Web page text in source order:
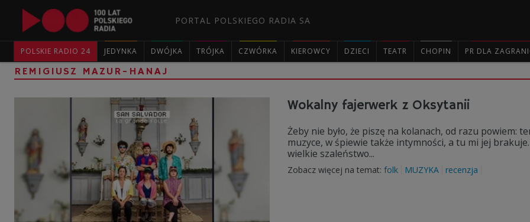
PORTAL POLSKIEGO RADIA SA
POLSKIE RADIO 24 JEDYNKA DWÓJKA TRÓJKA CZWÓRKA KIEROWCY DZIECI TEATR CHOPIN PR DLA
REMIGIUSZ MAZUR-HANAJ
Wokalny fajerwerk z Oksytanii
Żeby nie było, że piszę na kolanach, od razu powiem:
muzyce, w śpiewie także intymności, a tu mi jej
wielkie szaleństwo...
Zobacz więcej na temat: folk MUZYKA recenzja